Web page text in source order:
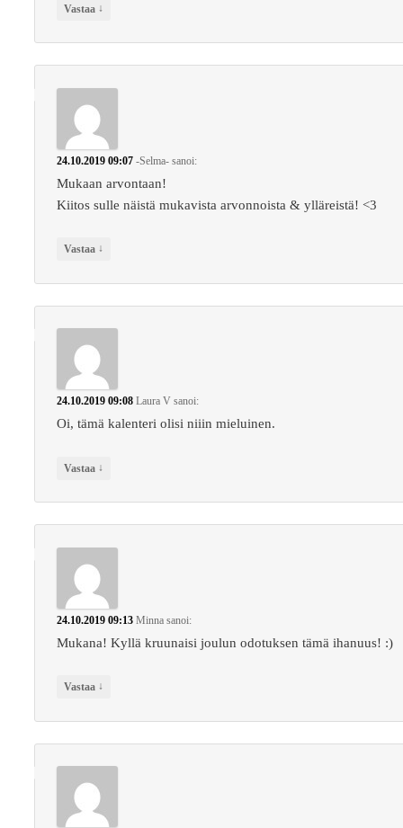
Vastaa ↓
24.10.2019 09:07 -Selma- sanoi:
Mukaan arvontaan!
Kiitos sulle näistä mukavista arvonnoista & ylläreistä! <3
Vastaa ↓
24.10.2019 09:08 Laura V sanoi:
Oi, tämä kalenteri olisi niiin mieluinen.
Vastaa ↓
24.10.2019 09:13 Minna sanoi:
Mukana! Kyllä kruunaisi joulun odotuksen tämä ihanuus! :)
Vastaa ↓